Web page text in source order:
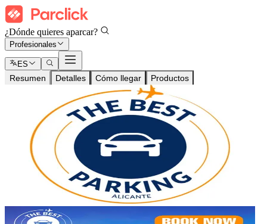
¿Dónde quieres aparcar?
Profesionales
ES
Resumen Detalles Cómo llegar Productos